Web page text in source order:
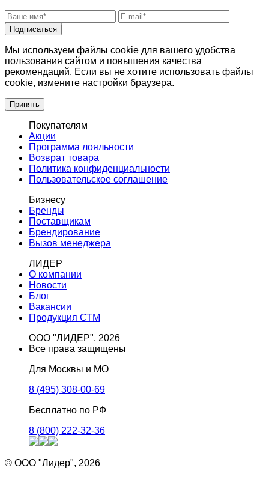
Подписаться
Мы используем файлы cookie для вашего удобства
пользования сайтом и повышения качества
рекомендаций. Если вы не хотите использовать файлы
cookie, измените настройки браузера.
Принять
Покупателям
Акции
Программа лояльности
Возврат товара
Политика конфиденциальности
Пользовательское соглашение
Бизнесу
Бренды
Поставщикам
Брендирование
Вызов менеджера
ЛИДЕР
О компании
Новости
Блог
Вакансии
Продукция СТМ
ООО "ЛИДЕР", 2026
Все права защищены
Для Москвы и МО
8 (495) 308-00-69
Бесплатно по РФ
8 (800) 222-32-36
© ООО "Лидер", 2026